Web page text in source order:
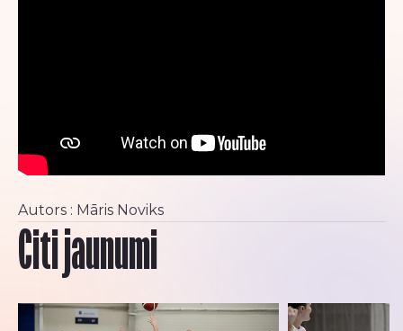
Autors : Māris Noviks
Citi jaunumi